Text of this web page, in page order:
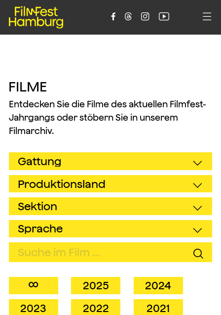
    
FILME
Entdecken Sie die Filme des aktuellen Filmfest-
Jahrgangs oder stöbern Sie in unserem
Filmarchiv.
∞ 2025
2024
2023
2022
2021